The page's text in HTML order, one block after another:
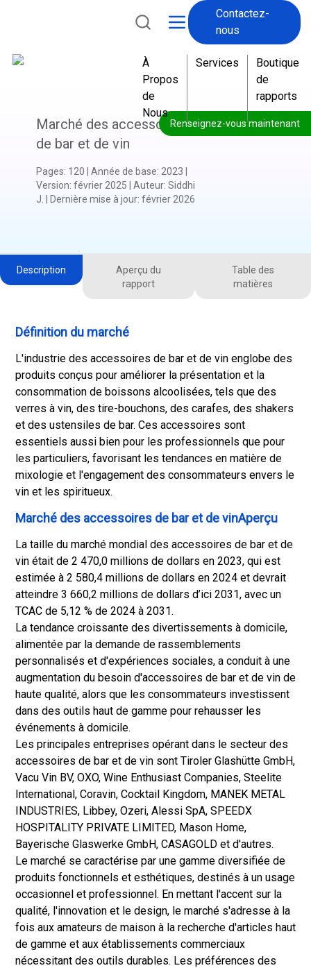
Contactez-
nous
À
Propos
de
Nous
Services
Boutique
de
rapports
Renseignez-vous maintenant
Marché des accessoires
de bar et de vin
Pages: 120 Année de base: 2023
Version: février 2025 Auteur: Siddhi
J.
Dernière mise à jour: février 2026
Description
Aperçu du
rapport
Table des
matières
Définition du marché
L'industrie des accessoires de bar et de vin englobe des
produits conçus pour améliorer la présentation et la
consommation de boissons alcoolisées, tels que des
verres à vin, des tire-bouchons, des carafes, des shakers
et des ustensiles de bar. Ces accessoires sont
essentiels aussi bien pour les professionnels que pour
les particuliers, favorisant les tendances en matière de
mixologie et l'engagement des consommateurs envers le
vin et les spiritueux.
Marché des accessoires de bar et de vinAperçu
La taille du marché mondial des accessoires de bar et de
vin était de 2 470,0 millions de dollars en 2023, qui est
estimée à 2 580,4 millions de dollars en 2024 et devrait
atteindre 3 660,2 millions de dollars d’ici 2031, avec un
TCAC de 5,12 % de 2024 à 2031.
La tendance croissante des divertissements à domicile,
alimentée par la demande de rassemblements
personnalisés et d'expériences sociales, a conduit à une
augmentation du besoin d'accessoires de bar et de vin de
haute qualité, alors que les consommateurs investissent
dans des outils haut de gamme pour rehausser les
événements à domicile.
Les principales entreprises opérant dans le secteur des
accessoires de bar et de vin sont Tiroler Glashütte GmbH,
Vacu Vin BV, OXO, Wine Enthusiast Companies, Steelite
International, Coravin, Cocktail Kingdom, MANEK METAL
INDUSTRIES, Libbey, Ozeri, Alessi SpA, SPEEDX
HOSPITALITY PRIVATE LIMITED, Mason Home,
Bayerische Glaswerke GmbH, CASAGOLD et d'autres.
Le marché se caractérise par une gamme diversifiée de
produits fonctionnels et esthétiques, destinés à un usage
occasionnel et professionnel. En mettant l'accent sur la
qualité, l'innovation et le design, le marché s'adresse à la
fois aux amateurs de maison à la recherche d'articles haut
de gamme et aux établissements commerciaux
nécessitant des outils durables. Les préférences des